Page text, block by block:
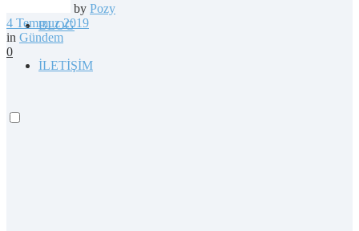
BLOG
İLETİŞİM
by Pozy
4 Temmuz 2019
in Gündem
0